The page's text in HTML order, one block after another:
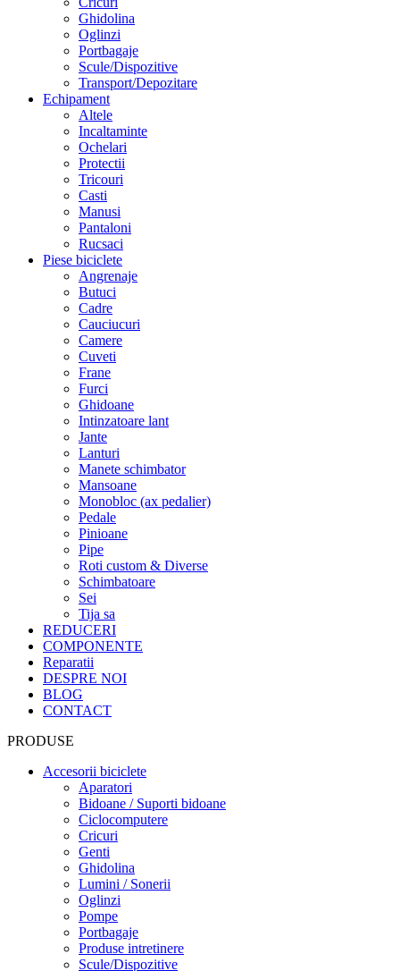
Ghidolina
Oglinzi
Portbagaje
Scule/Dispozitive
Transport/Depozitare
Echipament
Altele
Incaltaminte
Ochelari
Protectii
Tricouri
Casti
Manusi
Pantaloni
Rucsaci
Piese biciclete
Angrenaje
Butuci
Cadre
Cauciucuri
Camere
Cuveti
Frane
Furci
Ghidoane
Intinzatoare lant
Jante
Lanturi
Manete schimbator
Mansoane
Monobloc (ax pedalier)
Pedale
Pinioane
Pipe
Roti custom & Diverse
Schimbatoare
Sei
Tija sa
REDUCERI
COMPONENTE
Reparatii
DESPRE NOI
BLOG
CONTACT
PRODUSE
Accesorii biciclete
Aparatori
Bidoane / Suporti bidoane
Ciclocomputere
Cricuri
Genti
Ghidolina
Lumini / Sonerii
Oglinzi
Pompe
Portbagaje
Produse intretinere
Scule/Dispozitive